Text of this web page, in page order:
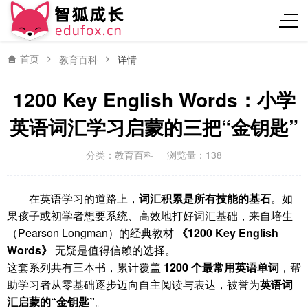
首页 教育百科 详情
1200 Key English Words：小学
英语词汇学习启蒙的三把“金钥匙”
分类： 教育百科 浏览量：138
在英语学习的道路上， 词汇积累是所有技能的基石。如
果孩子或初学者想要系统、高效地打好词汇基础，来自培生
（Pearson Longman）的经典教材 《1200 Key English
Words》 无疑是值得信赖的选择。
这套系列共有三本书，累计覆盖 1200 个最常用英语单词 ，帮
助学习者从零基础逐步迈向自主阅读与表达，被誉为英语词
汇启蒙的“金钥匙”。